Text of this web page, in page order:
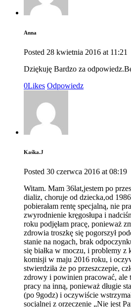
Anna
Posted 28 kwietnia 2016 at 11:21
Dziękuję Bardzo za
0Likes Odpowiedz
Kaśka.J
Posted 30 czerwca 2016 at 08:19
Witam. Mam 36lat,jestem po
dializ, choruje od dziecka,od
pobierałam rentę specjalną, nie
zwyrodnienie kręgosłupa i
roku podjęłam pracę, ponieważ
zdrowia troszkę się pogorszył
stanie na nogach, brak
się białka w moczu, i problemy z
komisji w maju 2016 roku, i
stwierdziła że po przeszczepie,
zdrowy i powinien pracować, ale
pracy na inną, ponieważ długie
(po 9godz) i oczywiście
socjalnej z orzeczenie „Nie jest